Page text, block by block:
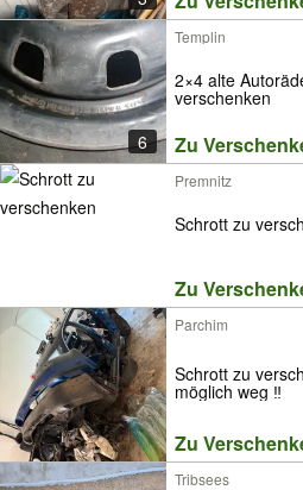
6
Templin
2×4 alte
verschenken
Zu
Premnitz
Schrott zu
Zu
Parchim
Schrott zu
möglich weg ‼️
Zu
Tribsees